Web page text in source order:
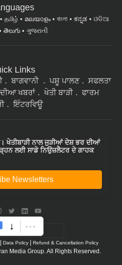
தமிழ் മലയാളം বাংলা ಕನ್ನಡ
ଓଡିଆ
తెలుగు ગુજરાતી
Links
ਬਾਗਵਾਨੀ ਪਸ਼ੂ ਪਾਲਣ
ਸਫਲਤਾ
ਖਬਰਾਂ ਖੇਤੀ ਬਾੜੀ
ਫਾਰਮ
ਇੰਟਰਵਿਊ
ਖੇਤੀਬਾੜੀ ਨਾਲ ਜੁੜੀਆਂ ਦੇਸ਼ ਭਰ ਦੀਆਂ
ਲਈ ਸਾਡੇ ਨਿਉਜ਼ਲੈਟਰ ਦੇ ਗਾਹਕ
Newsletters
| Data Policy | Refund & Cancellation Policy
Media Group. All Rights Reserved.